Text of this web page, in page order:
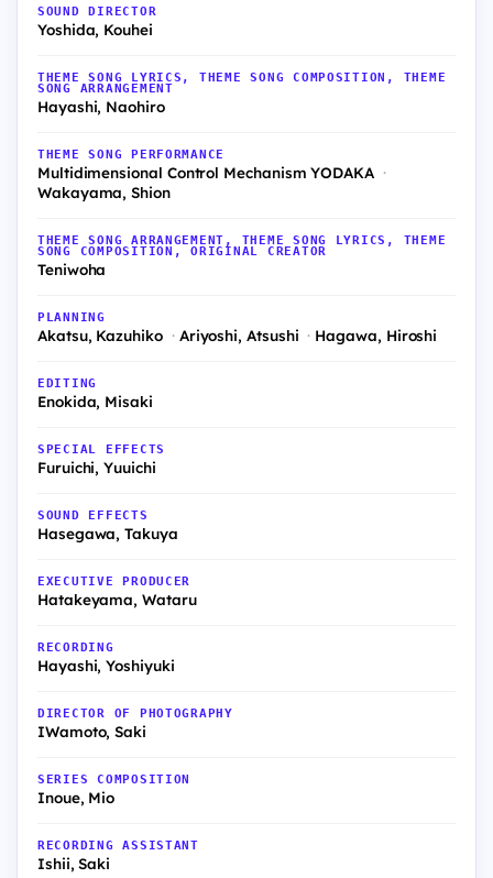
SOUND DIRECTOR
Yoshida, Kouhei
THEME SONG LYRICS, THEME SONG COMPOSITION, THEME
SONG ARRANGEMENT
Hayashi, Naohiro
THEME SONG PERFORMANCE
Multidimensional Control Mechanism YODAKA
Wakayama, Shion
THEME SONG ARRANGEMENT, THEME SONG LYRICS, THEME
SONG COMPOSITION, ORIGINAL CREATOR
Teniwoha
PLANNING
Akatsu, Kazuhiko Ariyoshi, Atsushi Hagawa, Hiroshi
EDITING
Enokida, Misaki
SPECIAL EFFECTS
Furuichi, Yuuichi
SOUND EFFECTS
Hasegawa, Takuya
EXECUTIVE PRODUCER
Hatakeyama, Wataru
RECORDING
Hayashi, Yoshiyuki
DIRECTOR OF PHOTOGRAPHY
IWamoto, Saki
SERIES COMPOSITION
Inoue, Mio
RECORDING ASSISTANT
Ishii, Saki